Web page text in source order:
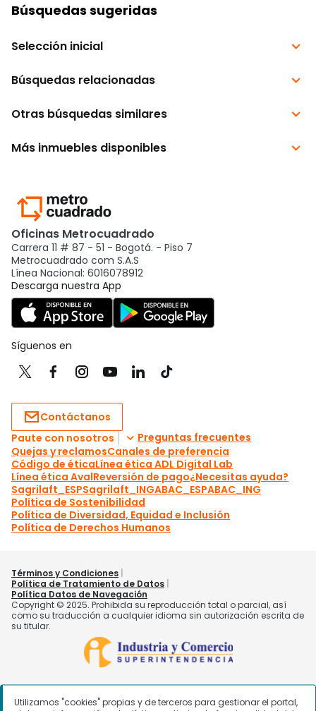
Utilizamos "cookies" propias y de terceros para gestionar el portal,